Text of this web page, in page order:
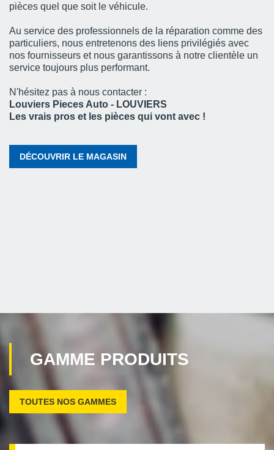
pièces quel que soit le véhicule.
Au service des professionnels de la réparation comme des
particuliers, nous entretenons des liens privilégiés avec
nos fournisseurs et nous garantissons à notre clientèle un
service toujours plus performant.
N'hésitez pas à nous contacter :
Louviers Pieces Auto - LOUVIERS
Les vrais pros et les pièces qui vont avec !
DÉCOUVRIR LE MAGASIN
GAMME PRODUITS
TOUTES NOS GAMMES